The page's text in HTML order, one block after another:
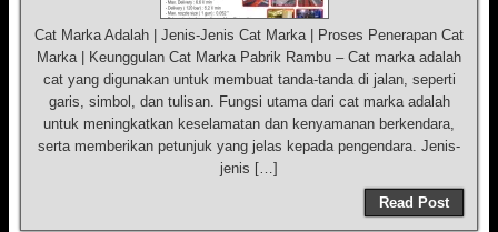
Cat Marka Adalah | Jenis-Jenis Cat Marka | Proses Penerapan Cat
Marka | Keunggulan Cat Marka Pabrik Rambu – Cat marka adalah
cat yang digunakan untuk membuat tanda-tanda di jalan, seperti
garis, simbol, dan tulisan. Fungsi utama dari cat marka adalah
untuk meningkatkan keselamatan dan kenyamanan berkendara,
serta memberikan petunjuk yang jelas kepada pengendara. Jenis-
jenis […]
Read Post